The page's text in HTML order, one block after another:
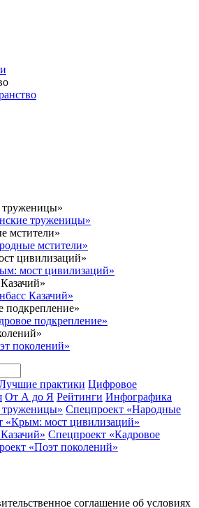
труженицы»
труженицы»
мстители»
мстители»
цивилизаций»
мост цивилизаций»
Казачий»
подкрепление»
подкрепление»
поколений»
практики Цифровое
От А до Я Рейтинги Инфографика
труженицы» Спецпроект «Народные
«Крым: мост цивилизаций»
Спецпроект «Кадровое
«Поэт поколений»